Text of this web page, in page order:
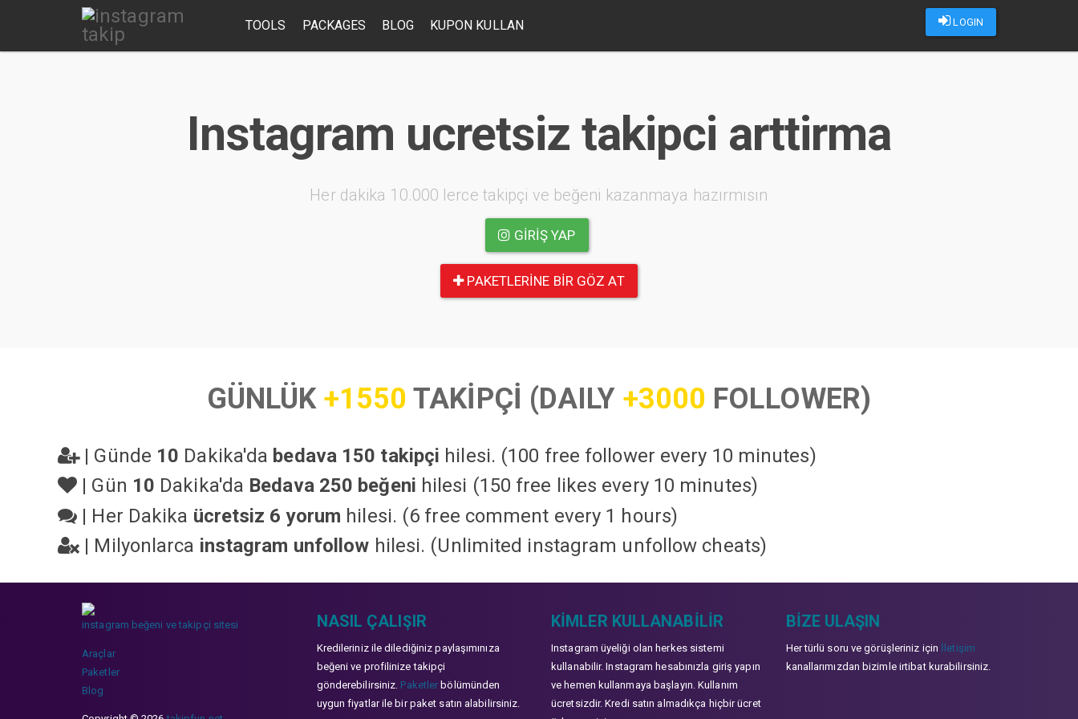
LOGIN
TOOLS PACKAGES BLOG KUPON KULLAN
Instagram ucretsiz takipci arttirma
Her dakika 10.000 lerce takipçi ve beğeni kazanmaya hazırmısın
GIRIŞ YAP
PAKETLERINE BIR GÖZ AT
GÜNLÜK +1550 TAKİPÇİ (DAILY +3000 FOLLOWER)
| Günde 10 Dakika'da bedava 150 takipçi hilesi. (100 free follower every 10 minutes)
| Gün 10 Dakika'da Bedava 250 beğeni hilesi (150 free likes every 10 minutes)
| Her Dakika ücretsiz 6 yorum hilesi. (6 free comment every 1 hours)
| Milyonlarca instagram unfollow hilesi. (Unlimited instagram unfollow cheats)
instagram beğeni ve takipçi sitesi
Araçlar
Paketler
Blog
NASIL ÇALIŞIR
Kredileriniz ile dilediğiniz paylaşımınıza
beğeni ve profilinize takipçi
gönderebilirsiniz. Paketler bölümünden
uygun fiyatlar ile bir paket satın alabilirsiniz.
KIMLER KULLANABILIR
Instagram üyeliği olan herkes sistemi
kullanabilir. Instagram hesabınızla giriş yapın
ve hemen kullanmaya başlayın. Kullanım
ücretsizdir. Kredi satın almadıkça hiçbir ücret
BIZE ULAŞIN
Her türlü soru ve görüşleriniz için İletişim
kanallarımızdan bizimle irtibat kurabilirsiniz.